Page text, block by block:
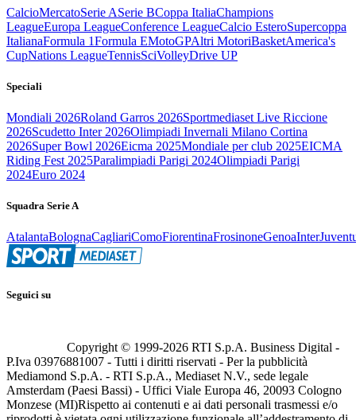
CalcioMercatoSerie ASerie BCoppa ItaliaChampions
LeagueEuropa LeagueConference LeagueCalcio EsteroSupercoppa
ItalianaFormula 1Formula EMotoGPAltri MotoriBasketAmerica's
CupNations LeagueTennisSciVolleyDrive UP
Speciali
Mondiali 2026Roland Garros 2026Sportmediaset Live Riccione
2026Scudetto Inter 2026Olimpiadi Invernali Milano Cortina
2026Super Bowl 2026Eicma 2025Mondiale per club 2025EICMA
Riding Fest 2025Paralimpiadi Parigi 2024Olimpiadi Parigi
2024Euro 2024
Squadra Serie A
AtalantaBolognaCagliariComoFiorentinaFrosinoneGenoaInter
Seguici su
Copyright © 1999-2026 RTI S.p.A. Business Digital -
P.Iva 03976881007 - Tutti i diritti riservati - Per la pubblicità
Mediamond S.p.A. - RTI S.p.A., Mediaset N.V., sede legale
Amsterdam (Paesi Bassi) - Uffici Viale Europa 46, 20093 Cologno
Monzese (MI)Rispetto ai contenuti e ai dati personali trasmessi e/o